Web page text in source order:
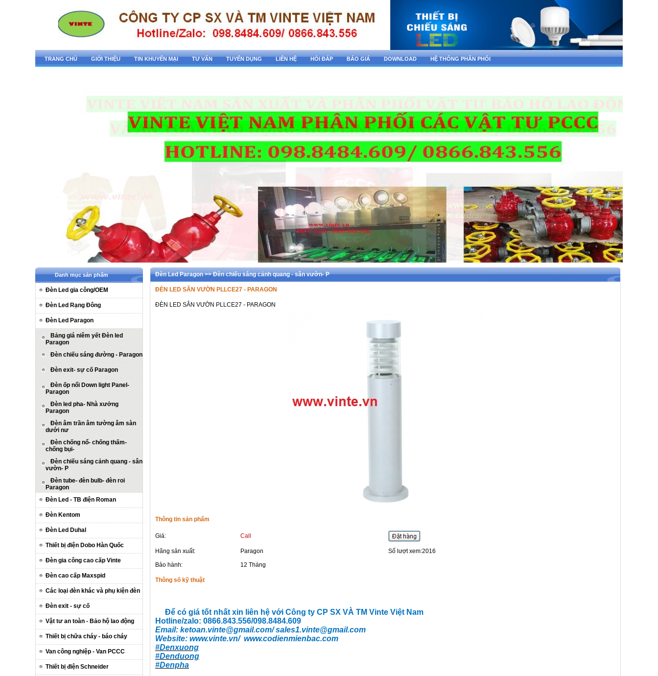
TRANG CHỦ GIỚI THIỆU TIN KHUYẾN MẠI TƯ VẤN TUYỂN DỤNG LIÊN HỆ HỎI ĐÁP BÁO GIÁ DOWNLOAD HỆ THỐNG PHÂN PHỐI
Danh mục sản phẩm
Đèn Led gia công/OEM
Đèn Led Rạng Đông
Đèn Led Paragon
Bảng giá niêm yết Đèn led
Paragon
Đèn chiếu sáng đường - Paragon
Đèn exit- sự cố Paragon
Đèn ốp nổi Down light Panel-
Paragon
Đèn led pha- Nhà xưởng
Paragon
Đèn âm trần âm tường âm sàn
dưới nư
Đèn chống nổ- chống thấm-
chống bụi-
Đèn chiếu sáng cảnh quang - sân
vườn- P
Đèn tube- đèn bulb- đèn roi
Paragon
Đèn Led - TB điện Roman
Đèn Kentom
Đèn Led Duhal
Thiết bị điện Dobo Hàn Quốc
Đèn gia công cao cấp Vinte
Đèn cao cấp Maxspid
Các loại đèn khác và phụ kiện đèn
Đèn exit - sự cố
Vật tư an toàn - Bảo hộ lao động
Thiết bị chữa cháy - báo cháy
Van công nghiệp - Van PCCC
Thiết bị điện Schneider
Đèn Led Paragon >> Đèn chiếu sáng cảnh quang - sân vườn- P
ĐÈN LED SÂN VƯỜN PLLCE27 - PARAGON
ĐÈN LED SÂN VƯỜN PLLCE27 - PARAGON
Thông tin sản phẩm
Giá: Call
Hãng sản xuất: Paragon
Số lượt xem:2016
Bảo hành:
12 Tháng
Thông số kỹ thuật
Để có giá tốt nhất xin liên hệ với Công ty CP SX VÀ TM Vinte Việt Nam
Hotline/zalo: 0866.843.556/098.8484.609
Email: ketoan.vinte@gmail.com/sales1.vinte@gmail.com
Website: www.vinte.vn/ www.codienmienbac.com
#Denxuong
#Denduong
#Denpha